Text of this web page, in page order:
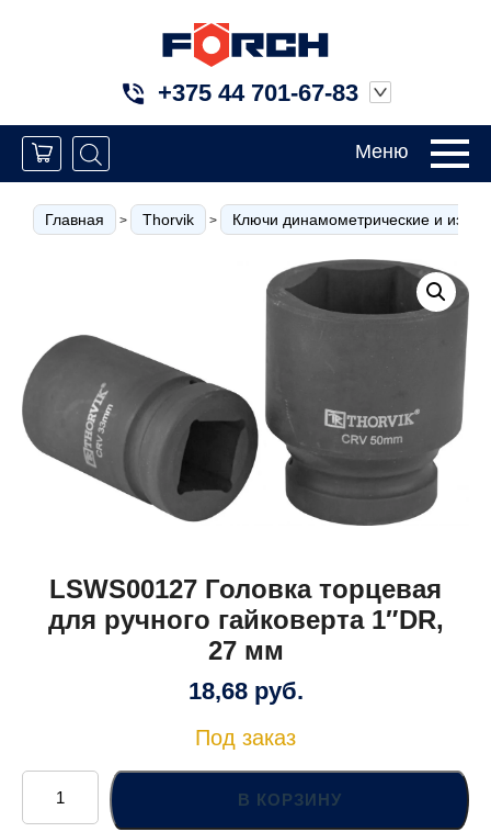
+375 44 701-67-83
Меню
Главная > Thorvik > Ключи динамометрические и
LSWS00127 Головка торцевая
для ручного гайковерта 1″DR,
27 мм
18,68 руб.
Под заказ
Количество
товара
LSWS00127
Головка
В КОРЗИНУ